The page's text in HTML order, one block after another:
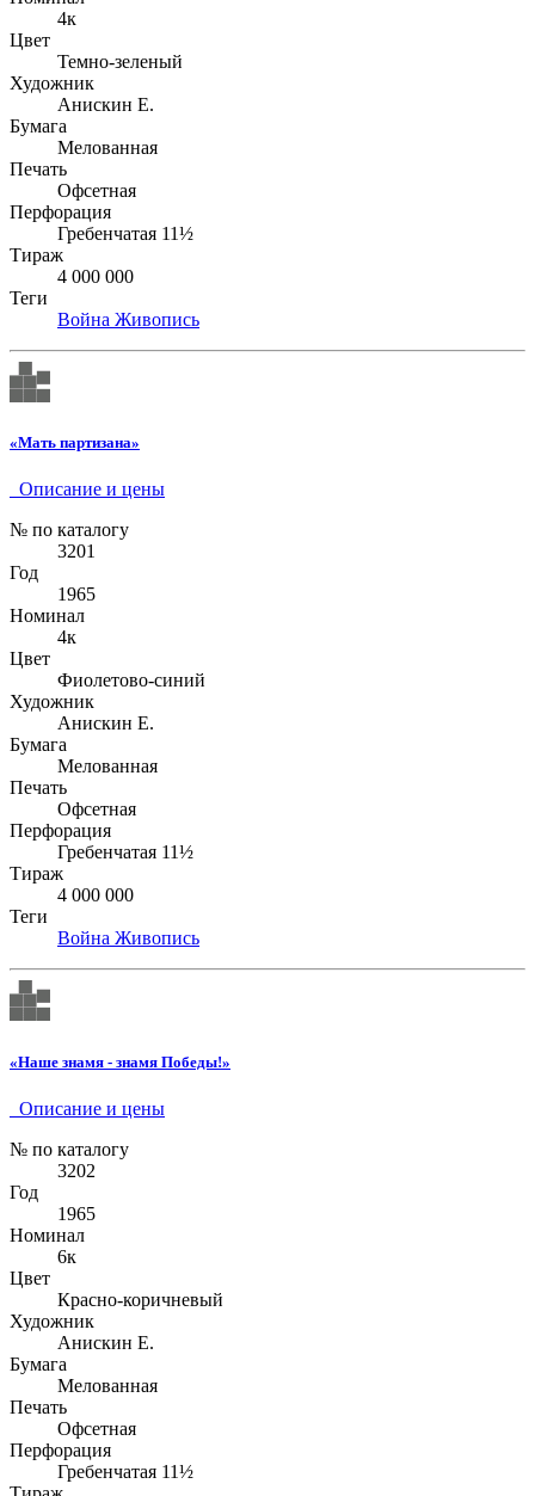
4к
Цвет
Темно-зеленый
Художник
Анискин Е.
Бумага
Мелованная
Печать
Офсетная
Перфорация
Гребенчатая 11½
Тираж
4 000 000
Теги
Война Живопись
«Мать партизана»
Описание и цены
№ по каталогу
3201
Год
1965
Номинал
4к
Цвет
Фиолетово-синий
Художник
Анискин Е.
Бумага
Мелованная
Печать
Офсетная
Перфорация
Гребенчатая 11½
Тираж
4 000 000
Теги
Война Живопись
«Наше знамя - знамя Победы!»
Описание и цены
№ по каталогу
3202
Год
1965
Номинал
6к
Цвет
Красно-коричневый
Художник
Анискин Е.
Бумага
Мелованная
Печать
Офсетная
Перфорация
Гребенчатая 11½